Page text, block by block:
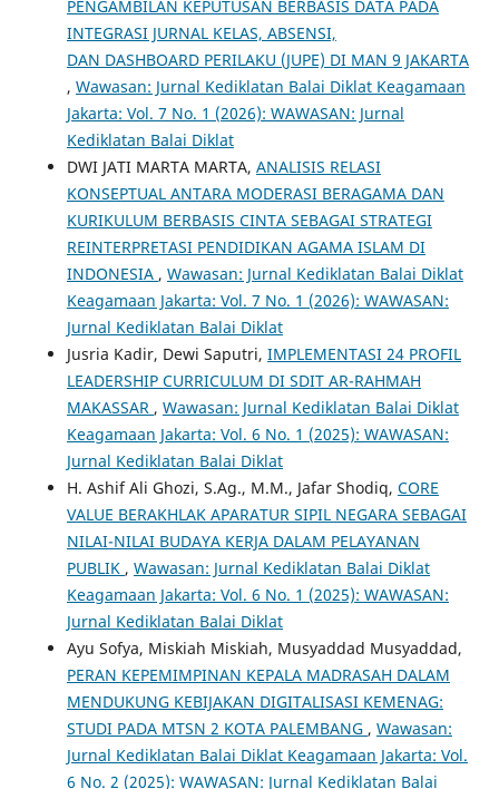
PENGAMBILAN KEPUTUSAN BERBASIS DATA PADA
INTEGRASI JURNAL KELAS, ABSENSI,
DAN DASHBOARD PERILAKU (JUPE) DI MAN 9 JAKARTA
, Wawasan: Jurnal Kediklatan Balai Diklat Keagamaan
Jakarta: Vol. 7 No. 1 (2026): WAWASAN: Jurnal
Kediklatan Balai Diklat
DWI JATI MARTA MARTA, ANALISIS RELASI
KONSEPTUAL ANTARA MODERASI BERAGAMA DAN
KURIKULUM BERBASIS CINTA SEBAGAI STRATEGI
REINTERPRETASI PENDIDIKAN AGAMA ISLAM DI
INDONESIA , Wawasan: Jurnal Kediklatan Balai Diklat
Keagamaan Jakarta: Vol. 7 No. 1 (2026): WAWASAN:
Jurnal Kediklatan Balai Diklat
Jusria Kadir, Dewi Saputri, IMPLEMENTASI 24 PROFIL
LEADERSHIP CURRICULUM DI SDIT AR-RAHMAH
MAKASSAR , Wawasan: Jurnal Kediklatan Balai Diklat
Keagamaan Jakarta: Vol. 6 No. 1 (2025): WAWASAN:
Jurnal Kediklatan Balai Diklat
H. Ashif Ali Ghozi, S.Ag., M.M., Jafar Shodiq, CORE
VALUE BERAKHLAK APARATUR SIPIL NEGARA SEBAGAI
NILAI-NILAI BUDAYA KERJA DALAM PELAYANAN
PUBLIK , Wawasan: Jurnal Kediklatan Balai Diklat
Keagamaan Jakarta: Vol. 6 No. 1 (2025): WAWASAN:
Jurnal Kediklatan Balai Diklat
Ayu Sofya, Miskiah Miskiah, Musyaddad Musyaddad,
PERAN KEPEMIMPINAN KEPALA MADRASAH DALAM
MENDUKUNG KEBIJAKAN DIGITALISASI KEMENAG:
STUDI PADA MTSN 2 KOTA PALEMBANG , Wawasan:
Jurnal Kediklatan Balai Diklat Keagamaan Jakarta: Vol.
6 No. 2 (2025): WAWASAN: Jurnal Kediklatan Balai